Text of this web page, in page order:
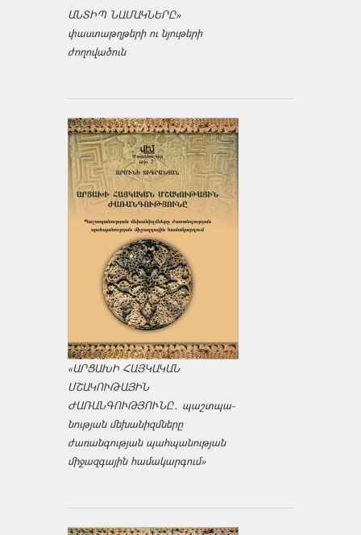
ԱՆՏԻՊ ՆԱՄԱԿՆԵՐԸ»
փաստաթղթերի ու նյութերի
ժողովածուն
«ԱՐՑԱԽԻ ՀԱՅԿԱԿԱՆ
ՄՇԱԿՈՒԹԱՅԻՆ
ԺԱՌԱՆԳՈՒԹՅՈՒՆԸ․ պաշտպա­
նության մեխանիզմները
ժառանգության պահպանության
միջազ­գային համակարգում»